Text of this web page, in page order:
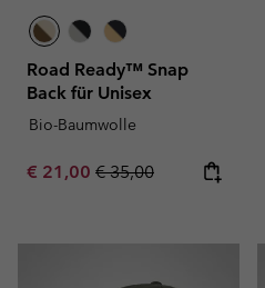
Road Ready™ Snap
Back für Unisex
Bio-Baumwolle
Sale price:
€ 21,00 Regular price:
€ 35,00